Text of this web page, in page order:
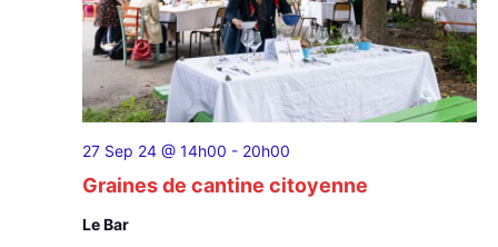
Graines de cantine citoyenne
27 Sep 24 @ 14h00 - 20h00
Le Bar